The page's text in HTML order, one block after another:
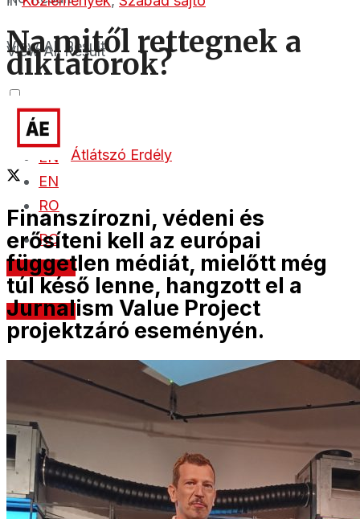
View All Result
EN
RO
Támogass
View All Result
EN
RO
Támogass
Na mitől rettegnek a
diktátorok?
Átlátszó Erdély
Finanszírozni, védeni és
erősíteni kell az európai
független médiát, mielőtt még
túl késő lenne, hangzott el a
Jurnalism Value Project
projektzáró eseményén.